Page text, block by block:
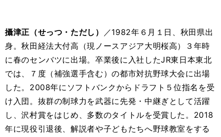
攝津正（せっつ・ただし）
／1982年６月１日、秋田県出
身。秋田経法大付高（現ノースアジア大明桜高）３年時
に春のセンバツに出場。卒業後に入社したJR東日本東北
では、７度（補強選手含む）の都市対抗野球大会に出場
した。2008年にソフトバンクからドラフト５位指名を受
け入団。抜群の制球力を武器に先発・中継ぎとして活躍
し、沢村賞をはじめ、多数のタイトルを受賞した。2018
年に現役引退後、解説者や子どもたちへ野球教室をする